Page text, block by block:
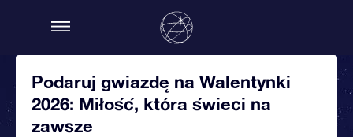
Podaruj gwiazdę na Walentynki
2026: Miłość, która świeci na
zawsze